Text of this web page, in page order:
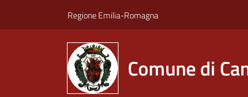
Regione Emilia-Romagna
Comune di